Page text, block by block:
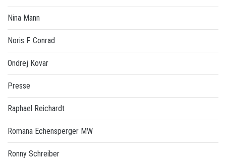
Nina Mann
Noris F. Conrad
Ondrej Kovar
Presse
Raphael Reichardt
Romana Echensperger MW
Ronny Schreiber